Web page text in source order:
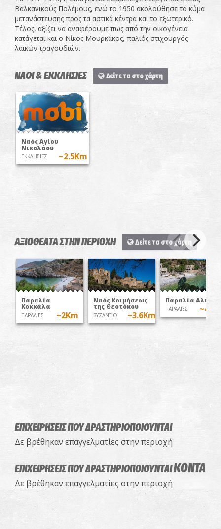
Βαλκανικούς Πολέμους, ενώ το 1950 ακολούθησε το κύμα
μετανάστευσης προς τα αστικά κέντρα και το εξωτερικό.
Τέλος, αξίζει να αναφέρουμε πως από την οικογένεια
κατάγεται και ο Νίκος Μουρκάκος, παλιός στιχουργός
λαϊκών τραγουδιών.
ΝΑΟΙ & ΕΚΚΛΗΣΙΕΣ Δείτε τα στο χάρτη
Ναός Αγίου
Νικολάου
ΕΚΚΛΗΣΙΕΣ ~2.5Km
ΑΞΙΟΘΕΑΤΑ ΣΤΗΝ ΠΕΡΙΟΧΗ Δείτε τα στο χάρτη
Παραλία
Κοκκάλα
ΠΑΡΑΛΙΕΣ ~2Km
Ναός Κοιμήσεως
της Θεοτόκου
ΒΥΖΑΝΤΙΟ ~3.6Km
Παραλία Αλύπα
ΠΑΡΑΛΙΕΣ
ΕΠΙΧΕΙΡΗΣΕΙΣ ΠΟΥ ΔΡΑΣΤΗΡΙΟΠΟΙΟΥΝΤΑΙ
Δε βρέθηκαν επαγγελματίες στην περιοχή
ΕΠΙΧΕΙΡΗΣΕΙΣ ΠΟΥ ΔΡΑΣΤΗΡΙΟΠΟΙΟΥΝΤΑΙΚΟΝΤΑ
Δε βρέθηκαν επαγγελματίες στην περιοχή